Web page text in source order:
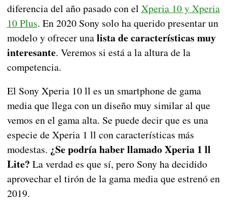
diferencia del año pasado con el Xperia 10 y Xperia
10 Plus. En 2020 Sony solo ha querido presentar un
modelo y ofrecer unalista de características muy
interesante. Veremos si está a la altura de la
competencia.
El Sony Xperia 10 ll es un smartphone de gama
media que llega con un diseño muy similar al que
vemos en el gama alta. Se puede decir que es una
especie de Xperia 1 ll con características más
modestas. ¿Se podría haber llamado Xperia 1 ll
Lite? La verdad es que sí, pero Sony ha decidido
aprovechar el tirón de la gama media que estrenó en
2019.